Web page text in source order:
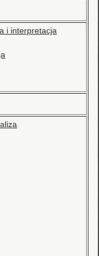
i interpretacja